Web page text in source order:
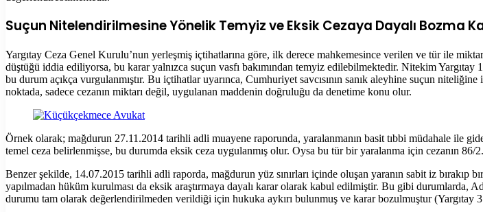
Suçun Nitelendirilmesine Yönelik Temyiz ve Eksik Cezaya Dayalı Bozma
Yargıtay Ceza Genel Kurulu’nun yerleşmiş içtihatlarına göre, ilk derece mahkemesince verilen ve tür ile
düştüğü iddia ediliyorsa, bu karar yalnızca suçun vasfı bakımından temyiz edilebilmektedir. Nitekim
bu durum açıkça vurgulanmıştır. Bu içtihatlar uyarınca, Cumhuriyet savcısının sanık aleyhine suçun
noktada, sadece cezanın miktarı değil, uygulanan maddenin doğruluğu da denetime konu olur.
Örnek olarak; mağdurun 27.11.2014 tarihli adli muayene raporunda, yaralanmanın basit tıbbi müdahale ile
temel ceza belirlenmişse, bu durumda eksik ceza uygulanmış olur. Oysa bu tür bir yaralanma için cezanın
Benzer şekilde, 14.07.2015 tarihli adli raporda, mağdurun yüz sınırları içinde oluşan yaranın sabit iz
yapılmadan hüküm kurulması da eksik araştırmaya dayalı karar olarak kabul edilmiştir. Bu gibi durumlarda,
durumu tam olarak değerlendirilmeden verildiği için hukuka aykırı bulunmuş ve karar bozulmuştur (Yargıtay